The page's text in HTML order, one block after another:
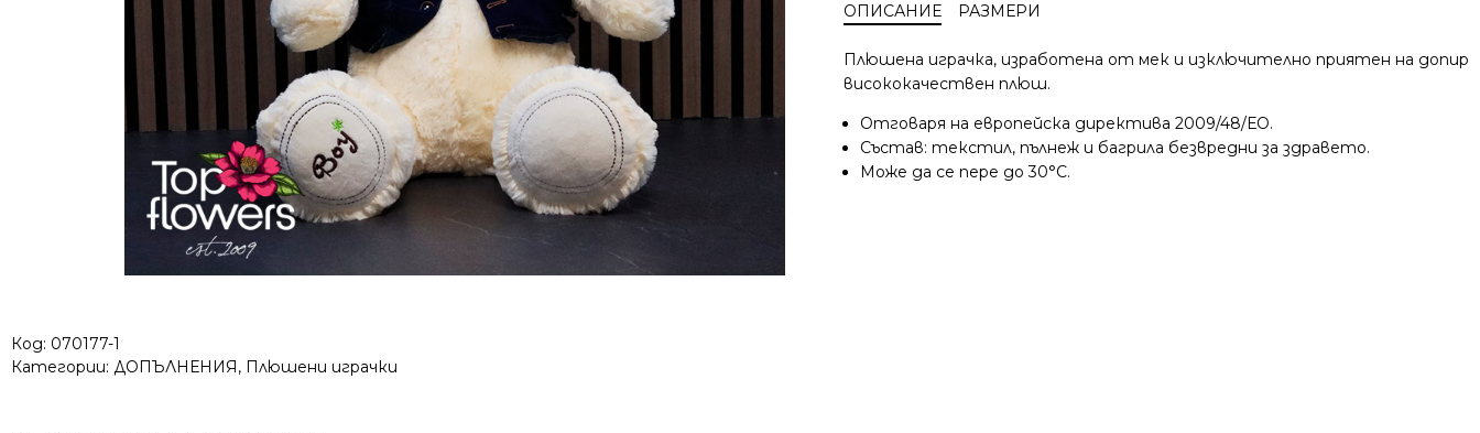
см.
ОПИСАНИЕ РАЗМЕРИ
Плюшена играчка, изработена от мек и изключително приятен на допир
висококачествен плюш.
Отговаря на европейска директива 2009/48/ЕО.
Състав: текстил, пълнеж и багрила безвредни за здравето.
Може да се пере до 30°С.
Код: 070177-1
Категории: ДОПЪЛНЕНИЯ, Плюшени играчки